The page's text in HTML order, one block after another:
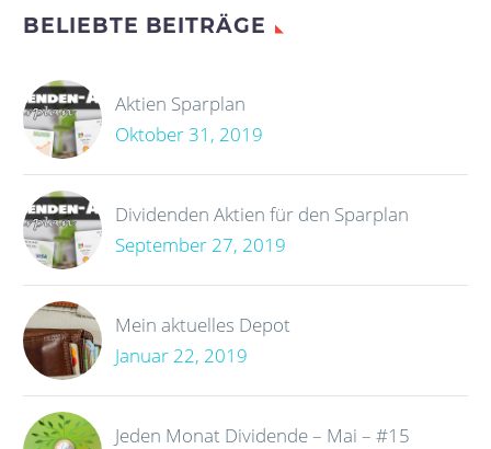
BELIEBTE BEITRÄGE
Aktien Sparplan
Oktober 31, 2019
Dividenden Aktien für den Sparplan
September 27, 2019
Mein aktuelles Depot
Januar 22, 2019
Jeden Monat Dividende – Mai – #15